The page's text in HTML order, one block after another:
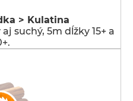
> Kulatina
suchý, 5m dĺžky 15+ a